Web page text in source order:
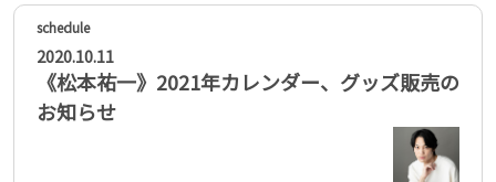
2020.10.11
《松本祐一》2021年カレンダー、グッズ販売の
お知らせ